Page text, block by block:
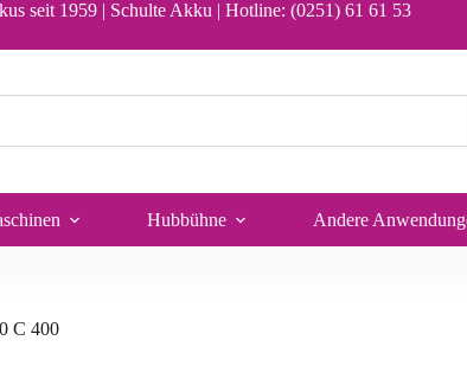
seit 1959 | Schulte Akku | Hotline: (0251) 61 61 53
Hubbühne Andere
C 400